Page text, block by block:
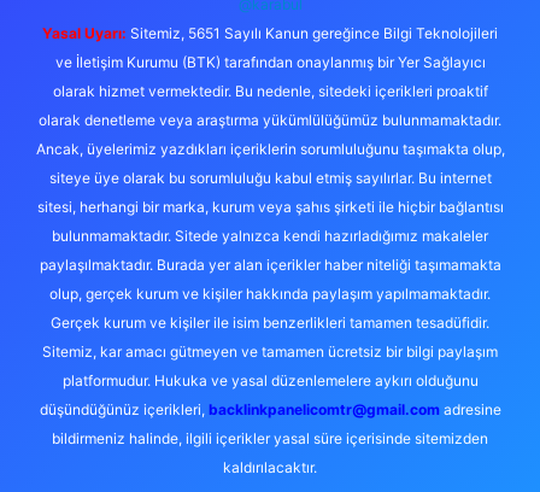
@karabul
Yasal Uyarı: Sitemiz, 5651 Sayılı Kanun gereğince Bilgi Teknolojileri
ve İletişim Kurumu (BTK) tarafından onaylanmış bir Yer Sağlayıcı
olarak hizmet vermektedir. Bu nedenle, sitedeki içerikleri proaktif
olarak denetleme veya araştırma yükümlülüğümüz bulunmamaktadır.
Ancak, üyelerimiz yazdıkları içeriklerin sorumluluğunu taşımakta olup,
siteye üye olarak bu sorumluluğu kabul etmiş sayılırlar. Bu internet
sitesi, herhangi bir marka, kurum veya şahıs şirketi ile hiçbir bağlantısı
bulunmamaktadır. Sitede yalnızca kendi hazırladığımız makaleler
paylaşılmaktadır. Burada yer alan içerikler haber niteliği taşımamakta
olup, gerçek kurum ve kişiler hakkında paylaşım yapılmamaktadır.
Gerçek kurum ve kişiler ile isim benzerlikleri tamamen tesadüfidir.
Sitemiz, kar amacı gütmeyen ve tamamen ücretsiz bir bilgi paylaşım
platformudur. Hukuka ve yasal düzenlemelere aykırı olduğunu
düşündüğünüz içerikleri, backlinkpanelicomtr@gmail.comadresine
bildirmeniz halinde, ilgili içerikler yasal süre içerisinde sitemizden
kaldırılacaktır.